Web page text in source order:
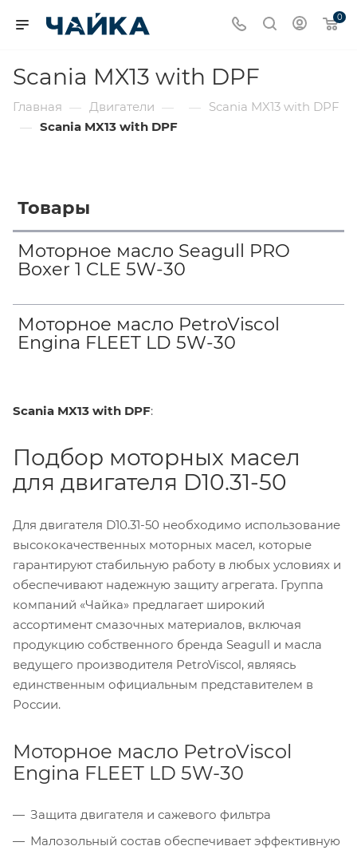
0
Scania MX13 with DPF
Главная — Двигатели — — Scania MX13 with DPF
— Scania MX13 with DPF
Товары
Моторное масло Seagull PRO
Boxer 1 CLE 5W-30
Моторное масло PetroViscol
Engina FLEET LD 5W-30
Scania MX13 with DPF:
Подбор моторных масел
для двигателя D10.31-50
Для двигателя D10.31-50 необходимо использование
высококачественных моторных масел, которые
гарантируют стабильную работу в любых условиях и
обеспечивают надежную защиту агрегата. Группа
компаний «Чайка» предлагает широкий
ассортимент смазочных материалов, включая
продукцию собственного бренда Seagull и масла
ведущего производителя PetroViscol, являясь
единственным официальным представителем в
России.
Моторное масло PetroViscol
Engina FLEET LD 5W-30
Защита двигателя и сажевого фильтра
Малозольный состав обеспечивает эффективную